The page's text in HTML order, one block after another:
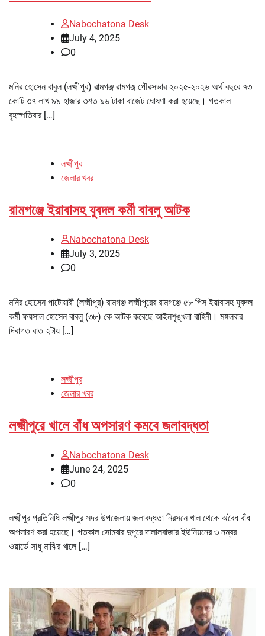
Nabochatona Desk
July 4, 2025
0
মনির হোসেন বাবুল (লক্ষ্মীপুর) রামগঞ্জ রামগঞ্জ পৌরসভার ২০২৫-২০২৬ অর্থ বছরে ৭৩
কোটি ৩৭ লাখ ৯৯ হাজার ৩শত ৯৬ টাকা বাজেট ঘোষণা করা হয়েছে। গতকাল
বৃহস্পতিবার […]
লক্ষ্মীপুর
জেলার খবর
রামগঞ্জে ইয়াবাসহ যুবদল কর্মী বাবলু আটক
Nabochatona Desk
July 3, 2025
0
মনির হোসেন পাটোয়ারী (লক্ষ্মীপুর) রামগঞ্জ লক্ষ্মীপুরের রামগঞ্জে ৫৮ পিস ইয়াবাসহ যুবদল
কর্মী ফয়সাল হোসেন বাবলু (৩৮) কে আটক করেছে আইনশৃঙ্খলা বাহিনী। মঙ্গলবার
দিবাগত রাত ২টায় […]
লক্ষ্মীপুর
জেলার খবর
লক্ষ্মীপুরে খালে বাঁধ অপসারণ কমবে জলাবদ্ধতা
Nabochatona Desk
June 24, 2025
0
লক্ষ্মীপুর প্রতিনিধি লক্ষ্মীপুর সদর উপজেলায় জলাবদ্ধতা নিরসনে খাল থেকে অবৈধ বাঁধ
অপসারণ করা হয়েছে। গতকাল সোমবার দুপুরে দালালবাজার ইউনিয়নের ৩ নম্বর
ওয়ার্ডে সাধু মাঝির খালে […]